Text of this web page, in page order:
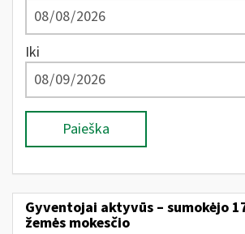
Iki
Paieška
Gyventojai aktyvūs – sumokėjo
žemės mokesčio